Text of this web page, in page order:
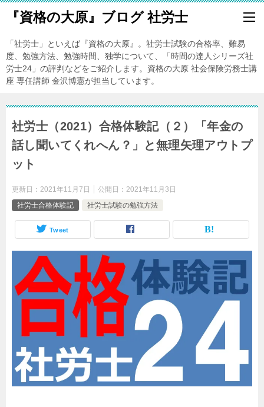
『資格の大原』ブログ 社労士
「社労士」といえば『資格の大原』。社労士試験の合格率、難易
度、勉強方法、勉強時間、独学について、「時間の達人シリーズ社
労士24」の評判などをご紹介します。資格の大原 社会保険労務士講
座 専任講師 金沢博憲が担当しています。
社労士（2021）合格体験記（２）「年金の
話し聞いてくれへん？」と無理矢理アウトプ
ット
更新日： 2021年11月7日 公開日： 2021年11月3日
社労士合格体験記
社労士試験の勉強方法
Tweet